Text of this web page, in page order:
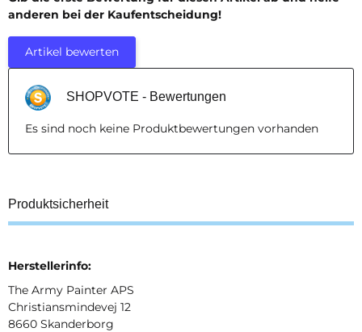
anderen bei der Kaufentscheidung!
Artikel bewerten
SHOPVOTE - Bewertungen
Es sind noch keine Produktbewertungen vorhanden
Produktsicherheit
Herstellerinfo:
The Army Painter APS
Christiansmindevej 12
8660 Skanderborg